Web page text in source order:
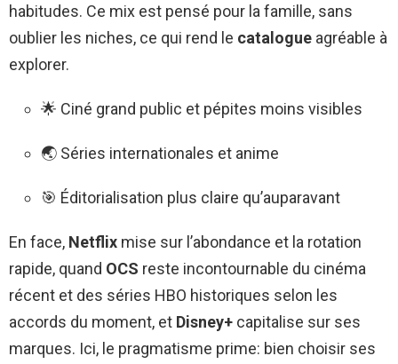
habitudes. Ce mix est pensé pour la famille, sans
oublier les niches, ce qui rend le catalogue agréable à
explorer.
🌟 Ciné grand public et pépites moins visibles
🌏 Séries internationales et anime
🎯 Éditorialisation plus claire qu’auparavant
En face, Netflix mise sur l’abondance et la rotation
rapide, quand OCS reste incontournable du cinéma
récent et des séries HBO historiques selon les
accords du moment, et Disney+ capitalise sur ses
marques. Ici, le pragmatisme prime: bien choisir ses